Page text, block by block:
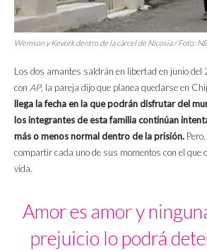
Wemson y Kevork dentro de la cárcel de Nicosia / Foto:
Los dos amantes saldrán en libertad en junio
con AP, la pareja dijo que planea quedarse en
llega la fecha en la que podrán disfrutar del
los integrantes de esta familia continúan
más o menos normal dentro de la prisión.
compartir cada uno de sus momentos con el que
vida.
Amor es amor y
prejuicio lo podrá